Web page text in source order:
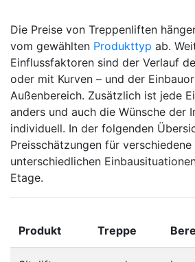
Die Preise von Treppenliften
vom gewählten Produkttyp ab.
Einflussfaktoren sind der Verlauf
oder mit Kurven – und der
Außenbereich. Zusätzlich ist jede
anders und auch die Wünsche der
individuell. In der folgenden
Preisschätzungen für
unterschiedlichen
Etage.
Produkt Treppe